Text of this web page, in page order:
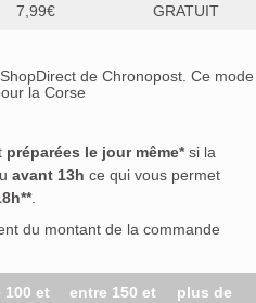
7,99€ GRATUIT
de Chronopost. Ce mode
la Corse
préparées le jour même*si la
avant 13h ce qui vous permet
.
du montant de la commande
100 et
entre 150 et
plus de